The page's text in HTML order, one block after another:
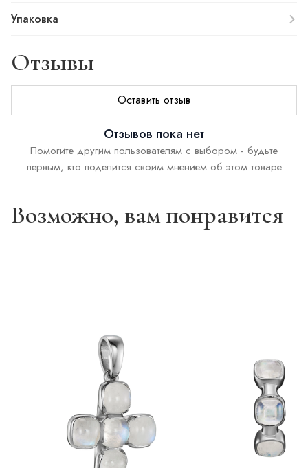
Упаковка
Отзывы
Оставить отзыв
Отзывов пока нет
Помогите другим пользователям с выбором - будьте
первым, кто поделится своим мнением об этом товаре
Возможно, вам понравится